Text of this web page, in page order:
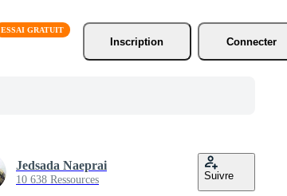
Inscription
Connecter
Jedsada Naeprai
10 638 Ressources Suivre